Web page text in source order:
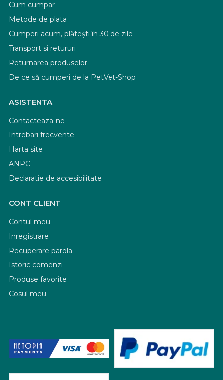
Cum cumpar
Metode de plata
Cumperi acum, plătești în 30 de zile
Transport si retururi
Returnarea produselor
De ce să cumperi de la PetVet-Shop
ASISTENTA
Contacteaza-ne
Intrebari frecvente
Harta site
ANPC
Declaratie de accesibilitate
CONT CLIENT
Contul meu
Inregistrare
Recuperare parola
Istoric comenzi
Produse favorite
Cosul meu